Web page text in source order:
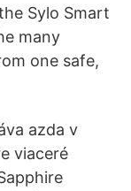
Sylo Smart
many
one safe,
azda v
viaceré